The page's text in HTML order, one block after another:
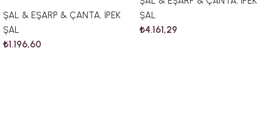
ŞAL & EŞARP & ÇANTA, İPEK
ŞAL
₺1.196,60
ŞAL
₺4.161,29